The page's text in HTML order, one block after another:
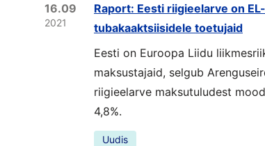
16.09
2021
Raport: Eesti riigieelarve on
tubakaaktsiisidele toetujaid
Eesti on Euroopa Liidu
maksustajaid, selgub
riigieelarve maksutuludest
4,8%.
Uudis